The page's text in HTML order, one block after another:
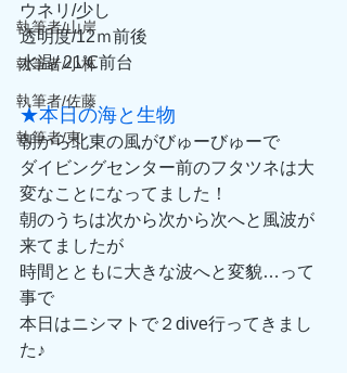
執筆者/山岸
執筆者/小林
執筆者/佐藤
執筆者/東
ウネリ/少し
透明度/12ｍ前後
水温/ 21℃前台
★本日の海と生物
朝から北東の風がびゅーびゅーで
ダイビングセンター前のフタツネは大
変なことになってました！
朝のうちは次から次から次へと風波が
来てましたが
時間とともに大きな波へと変貌…って
事で
本日はニシマトで２dive行ってきまし
た♪